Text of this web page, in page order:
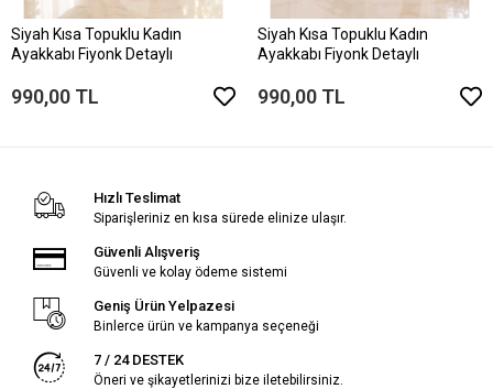
Siyah Kısa Topuklu Kadın
Ayakkabı Fiyonk Detaylı
990,00 TL
Siyah Kısa Topuklu Kadın
Ayakkabı Fiyonk Detaylı
990,00 TL
Hızlı Teslimat
Siparişleriniz en kısa sürede elinize ulaşır.
Güvenli Alışveriş
Güvenli ve kolay ödeme sistemi
Geniş Ürün Yelpazesi
Binlerce ürün ve kampanya seçeneği
7 / 24 DESTEK
Öneri ve şikayetlerinizi bize iletebilirsiniz.